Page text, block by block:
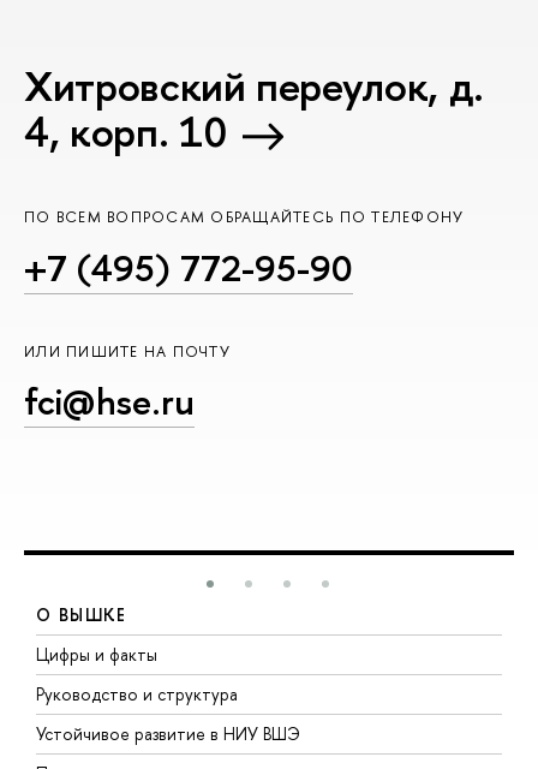
Хитровский переулок, д.
4, корп. 10
ПО ВСЕМ ВОПРОСАМ ОБРАЩАЙТЕСЬ ПО ТЕЛЕФОНУ
+7 (495) 772-95-90
ИЛИ ПИШИТЕ НА ПОЧТУ
fci@hse.ru
О ВЫШКЕ
Цифры и факты
Руководство и структура
Устойчивое развитие в НИУ ВШЭ